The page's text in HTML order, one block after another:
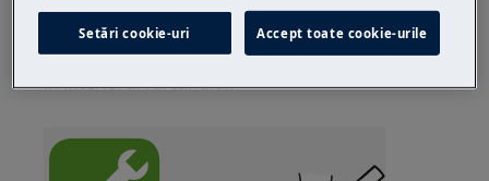
Cu toate acestea, aveți grijă în cazul în care
obstrucția a fost cauzată de sticlă sau ace prinse
în interiorul furtunului.
Setări cookie-uri Accept toate cookie-urile